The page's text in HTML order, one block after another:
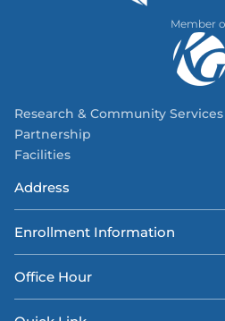
Member
Research & Community Services
Partnership
Facilities
Address
Enrollment Information
Office Hour